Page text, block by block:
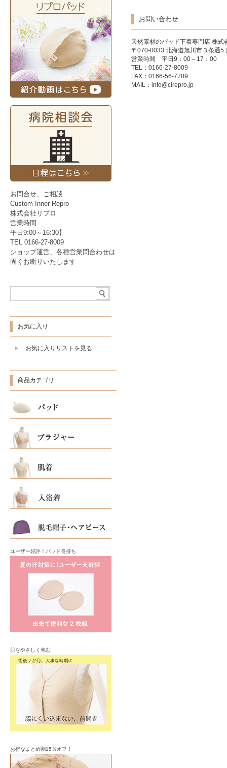
お問い合わせ
天然素材のパッド下着専門店 株式
〒070-0033 北海道旭川市３条通5
営業時間 平日9：00～17：00
TEL：0166-27-8009
FAX：0166-56-7709
MAIL： info@cirepro.jp
お問合せ、ご相談
Custom Inner Repro
株式会社リプロ
営業時間
平日9:00～16:30】
TEL 0166-27-8009
ショップ運営、各種営業問合わせは
固くお断りいたします
お気に入り
お気に入りリストを見る
商品カテゴリ
ユーザー好評！パッド長持ち
肌をやさしく包む
お得なまとめ割15％オフ！